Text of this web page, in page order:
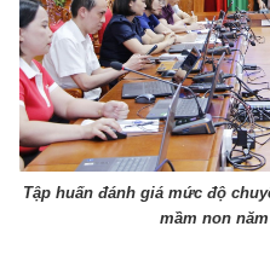
Tập huấn đánh giá mức độ
mầm non năm